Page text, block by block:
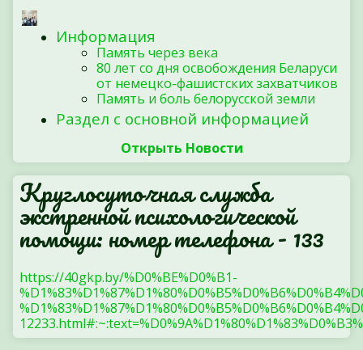
Информация
Память через века
80 лет со дня освобождения Беларуси
от немецко-фашистских захватчиков
Память и боль белорусской земли
Раздел с основной информацией
Открыть Новости
Круглосуточная служба
экстренной психологической
помощи: номер телефона - 133
https://40gkp.by/%D0%BE%D0%B1-